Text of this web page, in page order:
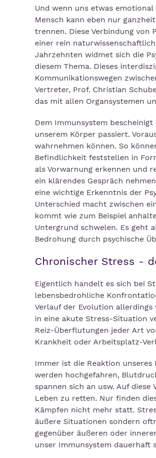
Und wenn uns etwas
Mensch kann eben nur
trennen. Diese Verbindung von
einer rein
Jahrzehnten widmet sich die
diesem Thema. Dieses
Kommunikationswegen
Vertreter, Prof. Christian
das mit allen Organsystemen
Dem Immunsystem
unserem Körper passiert.
wahrnehmen können. So
Befindlichkeit feststellen in
als Vorwarnung erkennen und
ein klärendes Gespräch
eine wichtige Erkenntnis der
Unterschied macht zwischen
kommt wie zum Beispiel
Untergrund schwelen. Es geht
Bedrohung durch psychische
Chronischer Stress -
Eigentlich handelt es sich bei
lebensbedrohliche
Verlauf der Evolution
in eine akute Stress-Situation
Reiz-Überflutungen jeder Art
Krankheit oder Arbeitsplatz-
Immer ist die Reaktion
werden hochgefahren,
spannen sich an usw. Auf
Leben zu retten. Nur finden
Kämpfen nicht mehr statt.
äußere Situationen sondern
gegenüber äußeren oder
unser Immunsystem dauerhaft